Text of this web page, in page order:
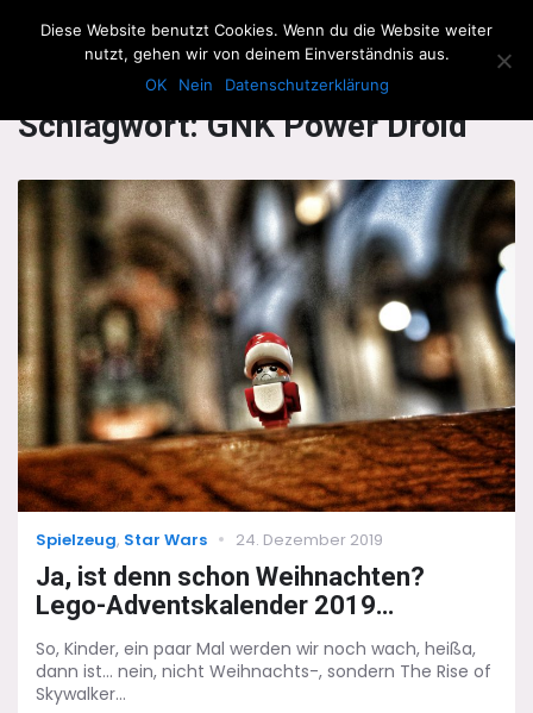
The Howling Men
Schlagwort:GNK Power Droid
Categories
Spielzeug, Star Wars
Posted
24. Dezember 2019
Ja, ist denn schon Weihnachten?
Lego-Adventskalender 2019…
So, Kinder, ein paar Mal werden wir noch wach, heißa,
dann ist... nein, nicht Weihnachts-, sondern The Rise of
Skywalker...
Diese Website benutzt Cookies. Wenn du die Website weiter
nutzt, gehen wir von deinem Einverständnis aus.
OK
Nein Datenschutzerklärung